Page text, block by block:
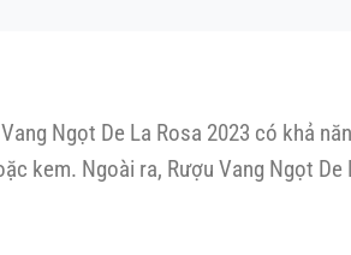
Ngọt De La Rosa 2023 có khả
kem. Ngoài ra, Rượu Vang Ngọt